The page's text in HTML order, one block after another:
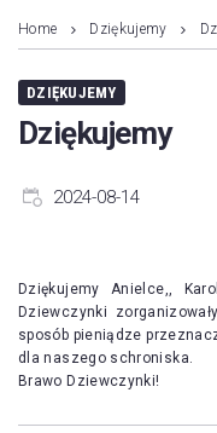
Home Dziękujemy
DZIĘKUJEMY
Dziękujemy
2024-08-14
Dziękujemy Anielce,,
Dziewczynki
sposób pieniądze
dla naszego schroniska.
Brawo Dziewczynki!